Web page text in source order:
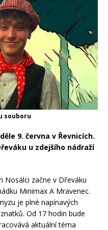
souboru
9. června v Řevnicích.
u zdejšího nádraží
Nosálci začne v Dřeváku
Minimax A Mravenec.
je plné napínavých
Od 17 hodin bude
aktuální téma